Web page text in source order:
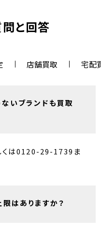
問と回答
店舗買取 宅配
いブランドも買取
くは0120-29-1739ま
はありますか？